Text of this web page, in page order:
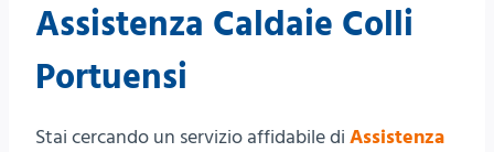
Assistenza Caldaie Colli
Portuensi
Stai cercando un servizio affidabile di Assistenza